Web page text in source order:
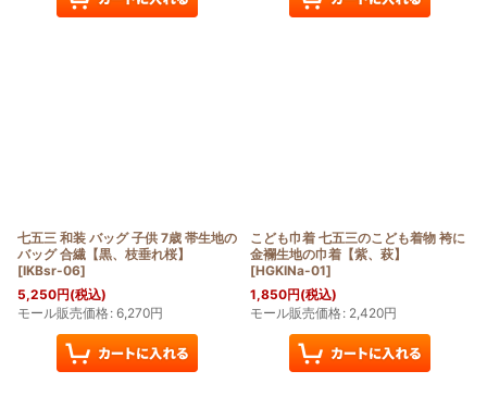
七五三 和装 バッグ 子供 7歳 帯生地の
バッグ 合繊【黒、枝垂れ桜】
[IKBsr-06]
5,250円(税込)
モール販売価格: 6,270円
こども巾着 七五三のこども着物 袴に
金襴生地の巾着【紫、萩】
[HGKINa-01]
1,850円(税込)
モール販売価格: 2,420円